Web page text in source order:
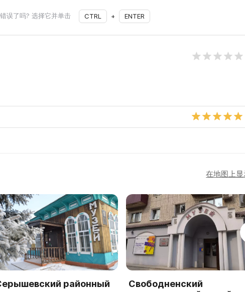
误了吗? 选择它并单击 CTRL + ENTER
在地图上
районный
Свободненский